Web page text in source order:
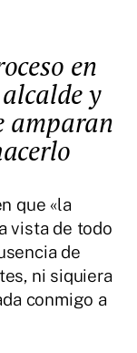
y
amparan
que «la
vista de todo
de
ni siquiera
conmigo a